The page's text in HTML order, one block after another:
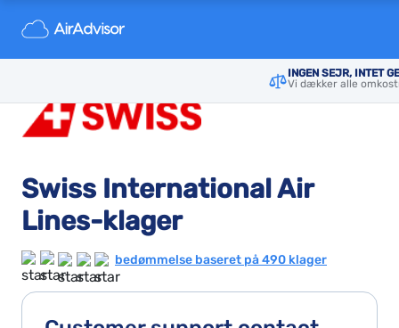
INGEN SEJR, INTET
Vi dækker alle
Swiss International Air
Lines-klager
bedømmelse baseret på 490 klager